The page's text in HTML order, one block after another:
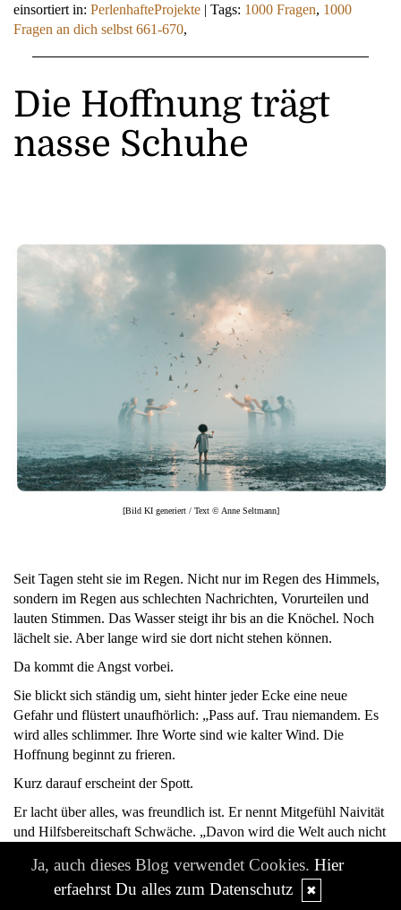
einsortiert in: PerlenhafteProjekte | Tags: 1000 Fragen, 1000
Fragen an dich selbst 661-670,
Die Hoffnung trägt
nasse Schuhe
[Bild KI generiert / Text © Anne Seltmann]
Seit Tagen steht sie im Regen. Nicht nur im Regen des Himmels,
sondern im Regen aus schlechten Nachrichten, Vorurteilen und
lauten Stimmen. Das Wasser steigt ihr bis an die Knöchel. Noch
lächelt sie. Aber lange wird sie dort nicht stehen können.
Da kommt die Angst vorbei.
Sie blickt sich ständig um, sieht hinter jeder Ecke eine neue
Gefahr und flüstert unaufhörlich: „Pass auf. Trau niemandem. Es
wird alles schlimmer. Ihre Worte sind wie kalter Wind. Die
Hoffnung beginnt zu frieren.
Kurz darauf erscheint der Spott.
Er lacht über alles, was freundlich ist. Er nennt Mitgefühl Naivität
und Hilfsbereitschaft Schwäche. „Davon wird die Welt auch nicht
senkt den Blick.
Dann kommt die Eile.
Ja, auch dieses Blog verwendet Cookies. Hier
erfaehrst Du alles zum Datenschutz
✖